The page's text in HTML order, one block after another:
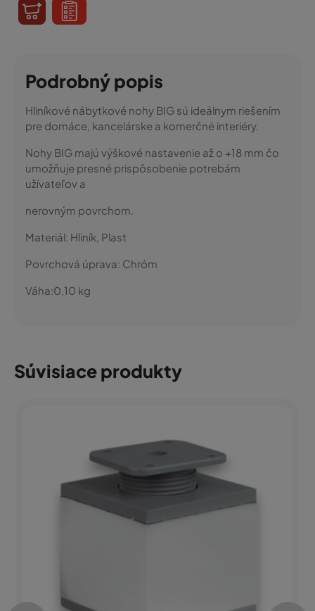
Podrobný popis
Hliníkové nábytkové nohy BIG sú ideálnym riešením
pre domáce, kancelárske a komerčné interiéry.
Nohy BIG majú výškové nastavenie až o +18 mm čo
umožňuje presné prispôsobenie potrebám
užívateľov a
nerovným povrchom.
Materiál: Hliník, Plast
Povrchová úprava: Chróm
Váha:0,10 kg
Súvisiace produkty